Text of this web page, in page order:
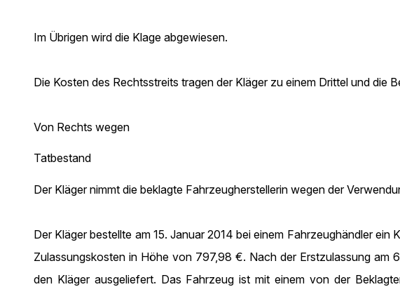
Im Übrigen wird die Klage abgewiesen.
Die Kosten des Rechtsstreits tragen der Kläger zu einem Drittel und die
Von Rechts wegen
Tatbestand
Der Kläger nimmt die beklagte Fahrzeugherstellerin wegen der
Der Kläger bestellte am 15. Januar 2014 bei einem Fahrzeughändler
Zulassungskosten in Höhe von 797,98 €. Nach der Erstzulassung am
den Kläger ausgeliefert. Das Fahrzeug ist mit einem von der